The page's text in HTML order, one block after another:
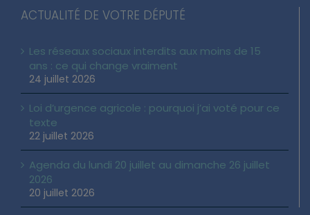
ACTUALITÉ DE VOTRE DÉPUTÉ
Les réseaux sociaux interdits aux moins de 15
ans : ce qui change vraiment
24 juillet 2026
Loi d’urgence agricole : pourquoi j’ai voté pour ce
texte
22 juillet 2026
Agenda du lundi 20 juillet au dimanche 26 juillet
2026
20 juillet 2026